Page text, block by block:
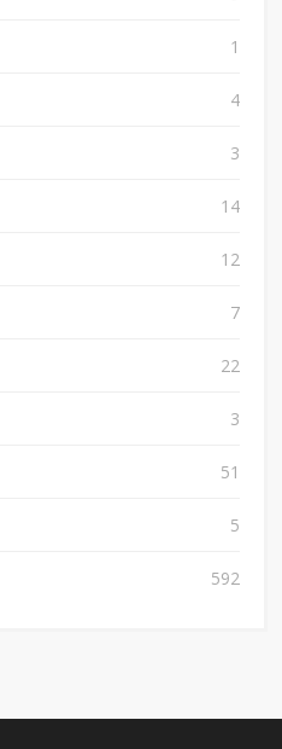
1
4
3
14
12
7
22
3
51
5
592